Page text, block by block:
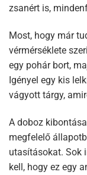
zsanért is,
Most, hogy már
vérmérséklete
egy pohár bort,
Igényel egy kis
vágyott tárgy,
A doboz
megfelelő
utasításokat. Sok
kell, hogy ez egy